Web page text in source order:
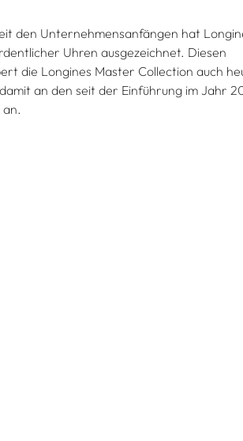
den Unternehmensanfängen hat
Uhren ausgezeichnet. Diesen
die Longines Master Collection auch
an den seit der Einführung im Jahr